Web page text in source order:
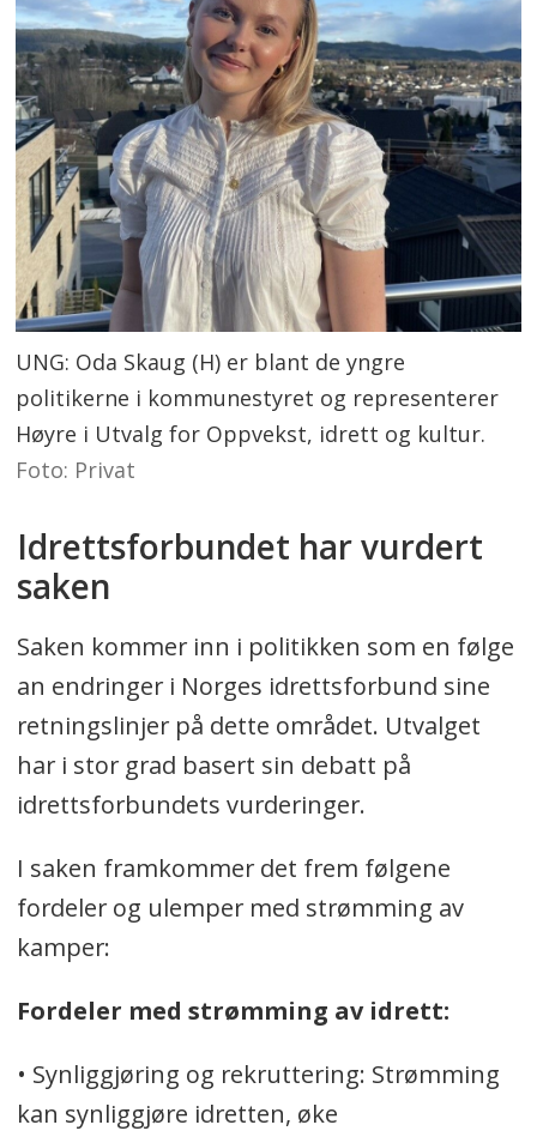
UNG: Oda Skaug (H) er blant de yngre
politikerne i kommunestyret og representerer
Høyre i Utvalg for Oppvekst, idrett og kultur.
Foto: Privat
Idrettsforbundet har vurdert
saken
Saken kommer inn i politikken som en følge
an endringer i Norges idrettsforbund sine
retningslinjer på dette området. Utvalget
har i stor grad basert sin debatt på
idrettsforbundets vurderinger.
I saken framkommer det frem følgene
fordeler og ulemper med strømming av
kamper:
Fordeler med strømming av idrett:
• Synliggjøring og rekruttering: Strømming
kan synliggjøre idretten, øke